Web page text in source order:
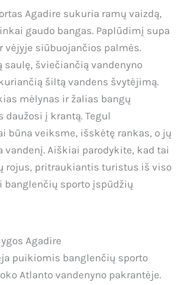
Agadire sukuria ramų vaizdą,
gaudo bangas. Paplūdimį supa
vėjyje siūbuojančios palmės.
šviečiančią vandenyno
šiltą vandens švytėjimą.
mėlynas ir žalias bangų
daužosi į krantą. Tegul
būna veiksme, išskėtę rankas, o jų
vandenį. Aiškiai parodykite, kad tai
rojus, pritraukiantis turistus iš viso
banglenčių sporto įspūdžių
Agadire
puikiomis banglenčių sporto
Atlanto vandenyno pakrantėje.